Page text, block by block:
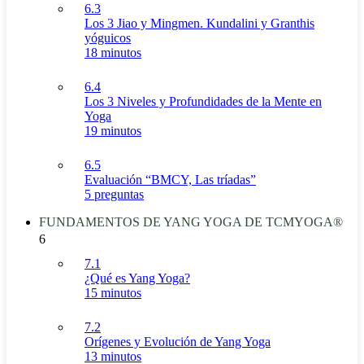
6.3
Los 3 Jiao y Mingmen. Kundalini y Granthis
yóguicos
18 minutos
6.4
Los 3 Niveles y Profundidades de la Mente en
Yoga
19 minutos
6.5
Evaluación “BMCY, Las tríadas”
5 preguntas
FUNDAMENTOS DE YANG YOGA DE TCMYOGA®
6
7.1
¿Qué es Yang Yoga?
15 minutos
7.2
Orígenes y Evolución de Yang Yoga
13 minutos